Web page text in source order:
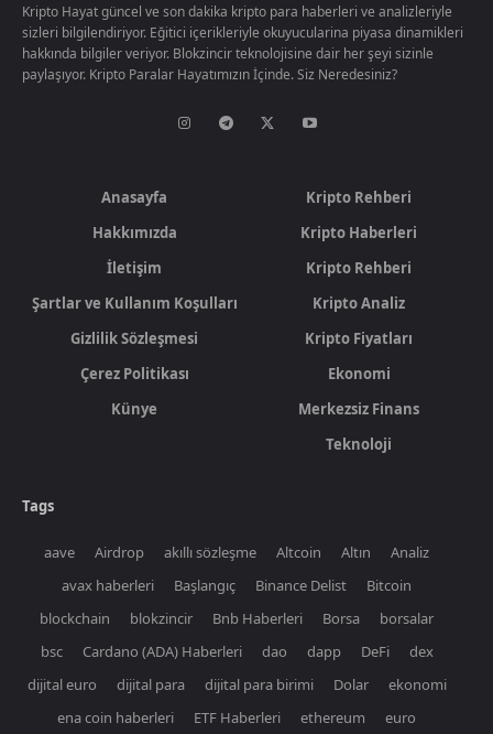
Kripto Hayat güncel ve son dakika kripto para haberleri ve analizleriyle
sizleri bilgilendiriyor. Eğitici içerikleriyle okuyucularina piyasa dinamikleri
hakkında bilgiler veriyor. Blokzincir teknolojisine dair her şeyi sizinle
paylaşıyor. Kripto Paralar Hayatımızın İçinde. Siz Neredesiniz?
Anasayfa
Hakkımızda
İletişim
Şartlar ve Kullanım Koşulları
Gizlilik Sözleşmesi
Çerez Politikası
Künye
Kripto Rehberi
Kripto Haberleri
Kripto Rehberi
Kripto Analiz
Kripto Fiyatları
Ekonomi
Merkezsiz Finans
Teknoloji
Tags
aave Airdrop akıllı sözleşme Altcoin Altın
Analiz
avax haberleri
Başlangıç Binance Delist
Bitcoin
blockchain
blokzincir Bnb Haberleri Borsa
borsalar
bsc
Cardano (ADA) Haberleri dao dapp DeFi
dex
dijital euro
dijital para dijital para birimi Dolar
ekonomi
ena coin haberleri
ETF Haberleri ethereum
euro